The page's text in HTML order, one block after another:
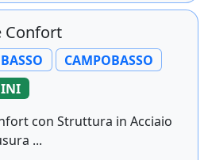
Confort
CAMPOBASSO
con Struttura in Acciaio
...